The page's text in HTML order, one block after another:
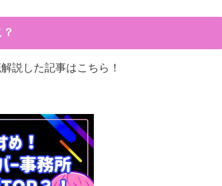
説した記事はこちら！